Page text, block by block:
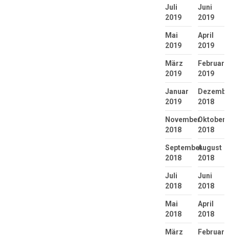
Juli
2019
Juni
2019
Mai
2019
April
2019
März
2019
Februar
2019
Januar
2019
2018
November
2018
Oktober
2018
September
2018
August
2018
Juli
2018
Juni
2018
Mai
2018
April
2018
März
Februar